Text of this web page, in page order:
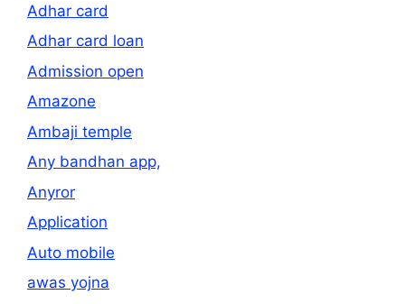
Adhar card
Adhar card loan
Admission open
Amazone
Ambaji temple
Any bandhan app,
Anyror
Application
Auto mobile
awas yojna